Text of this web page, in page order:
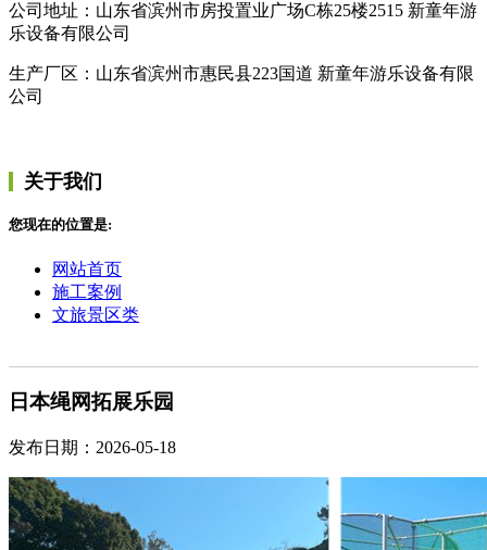
公司地址：山东省滨州市房投置业广场C栋25楼2515 新童年游
乐设备有限公司
生产厂区：山东省滨州市惠民县223国道 新童年游乐设备有限
公司
关于我们
您现在的位置是:
网站首页
施工案例
文旅景区类
日本绳网拓展乐园
发布日期：2026-05-18